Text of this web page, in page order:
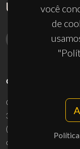
você
de
CONTACTOS
Campus Universitário
3810-193 Aveiro -
(+351) 234 370 200
ciceco@ua.pt